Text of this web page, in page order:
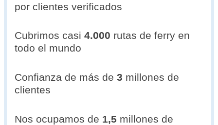
por clientes verificados
Cubrimos casi 4.000 rutas de ferry en
todo el mundo
Confianza de más de 3 millones de
clientes
Nos ocupamos de 1,5 millones de